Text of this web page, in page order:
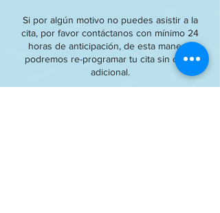
Si por algún motivo no puedes asistir a la
cita, por favor contáctanos con mínimo 24
horas de anticipación, de esta manera,
podremos re-programar tu cita sin costo
adicional.